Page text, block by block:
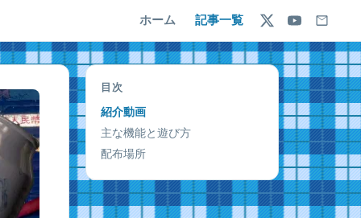
ホーム 記事一覧
目次
紹介動画
主な機能と遊び方
配布場所